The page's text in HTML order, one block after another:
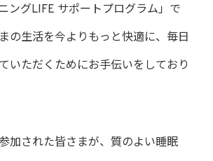
ングLIFE サポートプログラム」で
の生活を今よりもっと快適に、毎日
いただくためにお手伝いをしており
加された皆さまが、質のよい睡眠